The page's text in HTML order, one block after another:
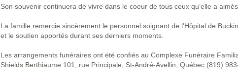
Son souvenir continuera de vivre dans le coeur de tous ceux qu’elle a aimés.
La famille remercie sincèrement le personnel soignant de l’Hôpital de
et le soutien apportés durant ses derniers moments.
Les arrangements funéraires ont été confiés au Complexe Funéraire
Shields Berthiaume 101, rue Principale, St-André-Avellin, Québec (819)